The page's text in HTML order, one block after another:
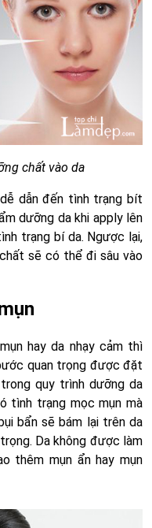
chất vào da
dẫn đến tình trạng bít
dưỡng da khi apply lên
trạng bí da. Ngược lại,
sẽ có thể đi sâu vào
hay da nhạy cảm thì
quan trọng được đặt
quy trình dưỡng da
tình trạng mọc mụn mà
bẩn sẽ bám lại trên da
Da không được làm
thêm mụn ẩn hay mụn